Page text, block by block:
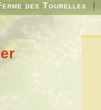
des Tourelles